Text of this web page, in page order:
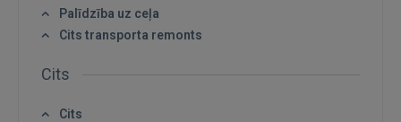
Palīdzība uz ceļa
Cits transporta remonts
Cits
Cits